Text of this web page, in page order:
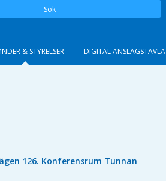
Sök
& STYRELSER DIGITAL ANSLAGSTAVLA
126. Konferensrum Tunnan